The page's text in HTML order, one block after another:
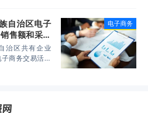
元，同比名义
自治区电子
售额和采购
治区共有企业
商务交易活动
年宁夏回族
电子商务